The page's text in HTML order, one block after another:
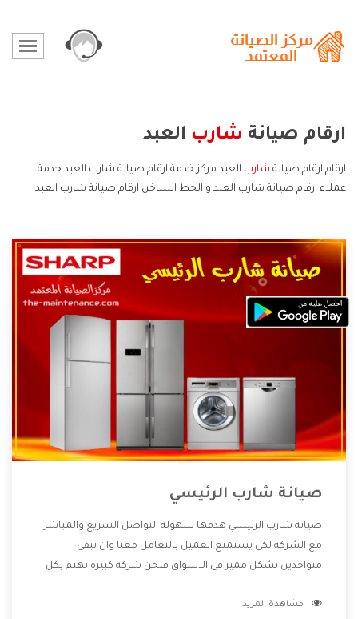
ارقام صيانة شارب العبد
ارقام ارقام صيانة شارب العبد مركز خدمة ارقام صيانة شارب العبد خدمة
عملاء ارقام صيانة شارب العبد و الخط الساخن ارقام صيانة شارب العبد.
صيانة شارب الرئيسي
صيانة شارب الرئيسي هدفها سهولة التواصل السريع والمباشر
مع الشركة لكى يستمتع العميل بالتعامل معنا وان نبقى
متواجدين بشكل مميز فى الاسواق فنحن شركة كبيرة نهتم بكل
الشركة بها والتى تكون منها خدمة الصيانة التى تكون من أهم
مشاهدة المزيد